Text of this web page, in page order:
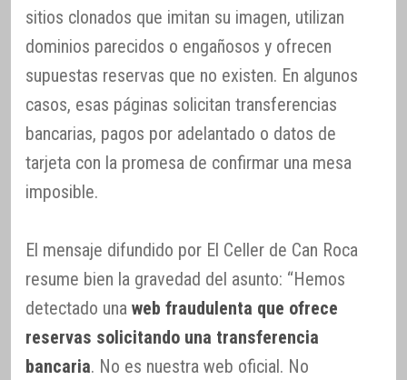
sitios clonados que imitan su imagen, utilizan
dominios parecidos o engañosos y ofrecen
supuestas reservas que no existen. En algunos
casos, esas páginas solicitan transferencias
bancarias, pagos por adelantado o datos de
tarjeta con la promesa de confirmar una mesa
imposible.
El mensaje difundido por El Celler de Can Roca
resume bien la gravedad del asunto: “Hemos
detectado una web fraudulenta que ofrece
reservas solicitando una transferencia
bancaria. No es nuestra web oficial. No